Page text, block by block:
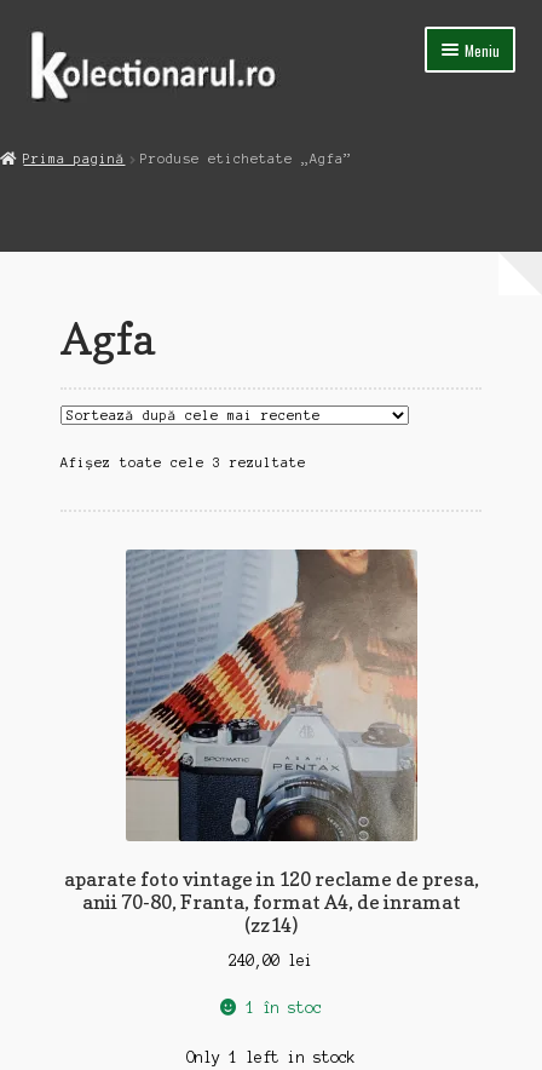
Sari
navigare
Sari
conținut
Meniu
Contact
Prima pagină Produse etichetate „Agfa”
Agfa
Afișez toate cele 3 rezultateSortat
cele
recente
aparate foto vintage in 120 reclame de presa,
anii 70-80, Franta, format A4, de inramat
(zz14)
240,00 lei
1 în stoc
Only 1 left in stock